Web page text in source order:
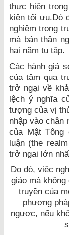
thực hiện
kiện tối ưu.Dó
nghiệm trong
mà bản thân
hai năm tu tập.
Các hành giả
của tâm qua
trở ngại về
lệch ý nghĩa
tượng của vị
nhập vào chân
của Mật Tông
luận (the
trở ngại lớn
Do đó, việc
giáo mà
truyền của
phương
ngược, nếu